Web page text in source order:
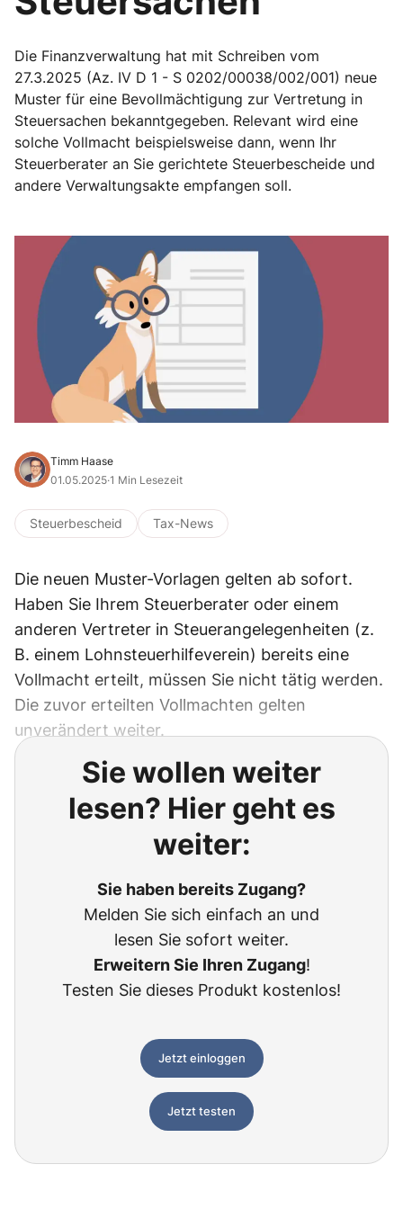
Die Finanzverwaltung hat mit Schreiben vom
27.3.2025 (Az. IV D 1 - S 0202/00038/002/001) neue
Muster für eine Bevollmächtigung zur Vertretung in
Steuersachen bekanntgegeben. Relevant wird eine
solche Vollmacht beispielsweise dann, wenn Ihr
Steuerberater an Sie gerichtete Steuerbescheide und
andere Verwaltungsakte empfangen soll.
Timm Haase
01.05.2025·1 Min Lesezeit
Steuerbescheid Tax-News
Die neuen Muster-Vorlagen gelten ab sofort.
Haben Sie Ihrem Steuerberater oder einem
anderen Vertreter in Steuerangelegenheiten (z.
B. einem Lohnsteuerhilfeverein) bereits eine
Vollmacht erteilt, müssen Sie nicht tätig werden.
Die zuvor erteilten Vollmachten gelten
unverändert weiter.
Sie wollen weiter
lesen? Hier geht es
weiter:
Sie haben bereits Zugang?
Melden Sie sich einfach an und
lesen Sie sofort weiter.
Erweitern Sie Ihren Zugang!
Testen Sie dieses Produkt kostenlos!
Jetzt einloggen
Jetzt testen